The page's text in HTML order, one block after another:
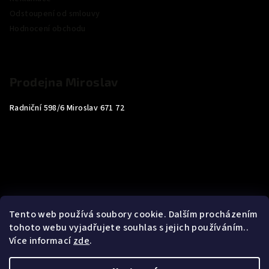
Tento web používá soubory cookie. Dalším procházením
tohoto webu vyjadřujete souhlas s jejich používáním..
Více informacízde.
Radniční 598/6 Miroslav 671 72